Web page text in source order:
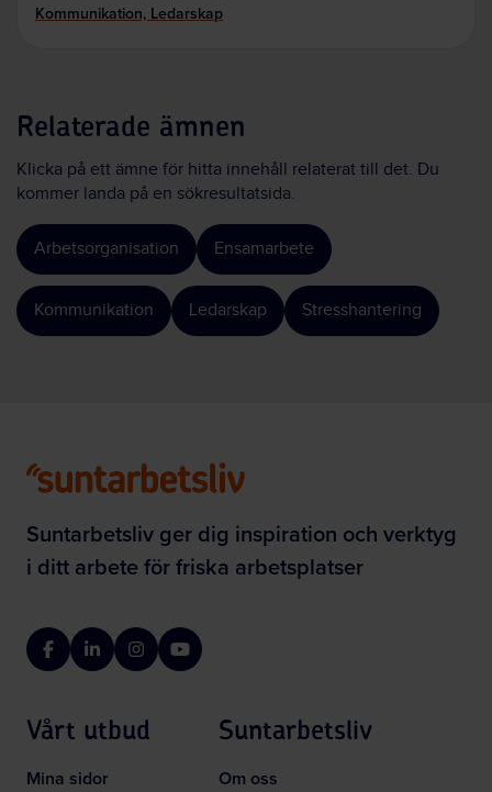
Kommunikation, Ledarskap
Relaterade ämnen
Klicka på ett ämne för hitta innehåll relaterat till det. Du
kommer landa på en sökresultatsida.
Arbetsorganisation Ensamarbete
Kommunikation Ledarskap Stresshantering
Suntarbetsliv ger dig inspiration och verktyg
i ditt arbete för friska arbetsplatser
FacebookLinkedInInstagramYouTube
Vårt utbud
Mina sidor
Suntarbetsliv
Om oss